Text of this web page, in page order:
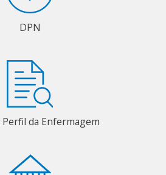
DPN
Perfil da Enfermagem